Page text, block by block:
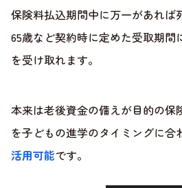
保険料払込期間中に万一があれば
65歳など契約時に定めた受取期間
を受け取れます。
本来は老後資金の備えが目的の保
を子どもの進学のタイミングに合
活用可能です。